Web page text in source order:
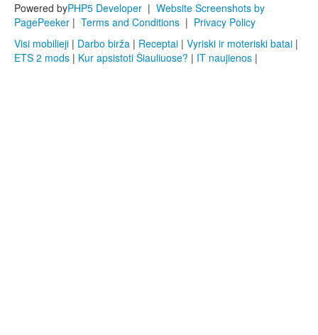
Powered byPHP5 Developer | Website Screenshots by
PagePeeker | Terms and Conditions | Privacy Policy
Visi mobilieji | Darbo birža | Receptai | Vyriski ir moteriski batai |
ETS 2 mods | Kur apsistoti Šiauliuose? | IT naujienos |